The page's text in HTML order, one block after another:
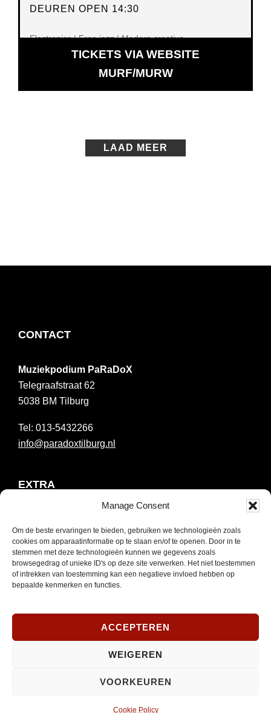
Manage Consent
Om de beste ervaringen te bieden, gebruiken we technologieën zoals
cookies om apparaatinformatie op te slaan en/of te openen. Door in te
stemmen met deze technologieën kunnen we gegevens zoals
browsegedrag of unieke ID's op deze site verwerken. Het niet toestemmen
of intrekken van toestemming kan een negatieve invloed hebben op
bepaalde kenmerken en functies.
ACCEPTEREN
WEIGEREN
VOORKEUREN
Cookie Policy
DEUREN OPEN 14:30
Electronics | Free jazz | Modern creative
TICKETS VIA WEBSITE
MURF/MURWOPENT
IN
LAAD MEER
FOOTER
CONTACT
Muziekpodium PaRaDoX
Telegraafstraat 62
5038 BM Tilburg
013-5432266
info@paradoxtilburg.nl
EXTRA
Tickets & kortingspassen
Techniek
Contact & Parkeren